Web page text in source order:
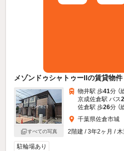
メゾンドゥシャトゥーIIの賃貸物件
すべての写真
物井駅 歩41分 （
京成佐倉駅 バス
佐倉駅 歩26分 （
千葉県佐倉市城
2階建 / 3年2ヶ月 / 木
駐輪場あり